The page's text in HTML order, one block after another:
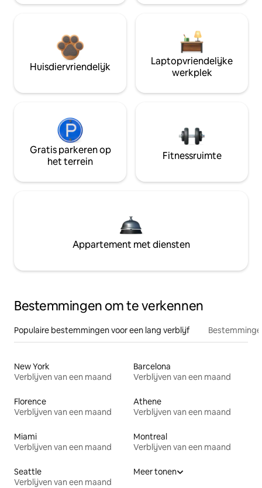
Huisdiervriendelijk
Laptopvriendelijke
werkplek
Gratis parkeren op
het terrein
Fitnessruimte
Appartement met diensten
Bestemmingen om te verkennen
Populaire bestemmingen voor een lang verblijf
New York
Verblijven van een maand
Barcelona
Verblijven van een maand
Florence
Verblijven van een maand
Athene
Verblijven van een maand
Miami
Verblijven van een maand
Montreal
Verblijven van een maand
Seattle
Verblijven van een maand
Meer tonen